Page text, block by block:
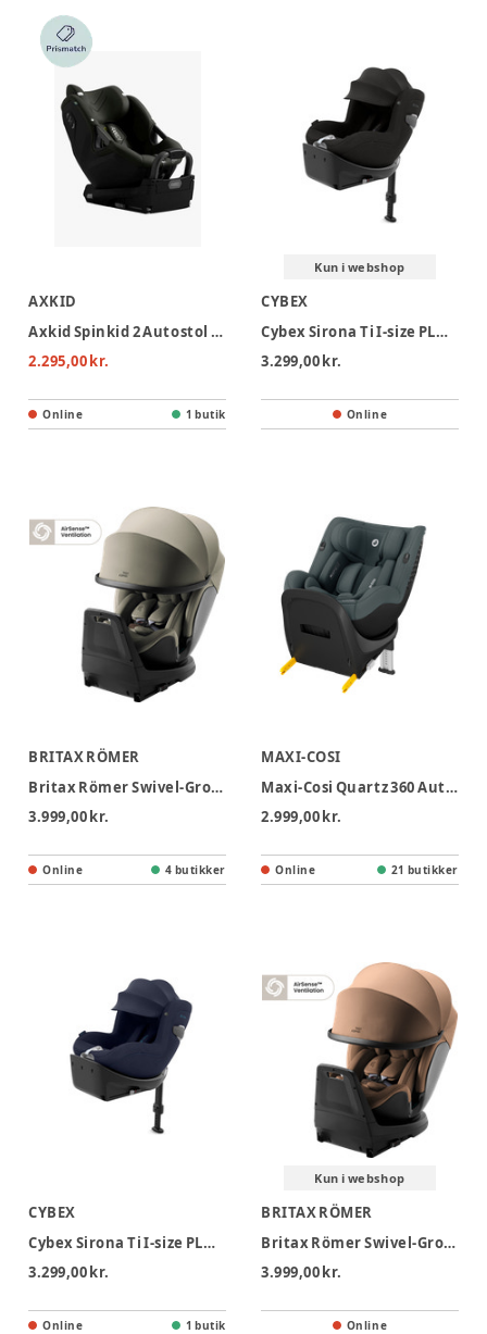
AXKID
Axkid Spinkid 2 Autostol - Forest Moss Green
2.295,00 kr.
Online 1 butik
Kun i webshop
CYBEX
Cybex Sirona Ti I-size PLUS Autostol - Sepia Black
3.299,00 kr.
Online
BRITAX RÖMER
Britax Römer Swivel-Grow Max Air Autostol - Lux - Urban Olive
3.999,00 kr.
Online 4 butikker
MAXI-COSI
Maxi-Cosi Quartz 360 Autostol - Full Graphite
2.999,00 kr.
Online 21 butikker
CYBEX
Cybex Sirona Ti I-size PLUS Autostol - Nautical Blue
3.299,00 kr.
Online 1 butik
Kun i webshop
BRITAX RÖMER
Britax Römer Swivel-Grow Max Air Autostol - Lux - Warm Caramel
3.999,00 kr.
Online